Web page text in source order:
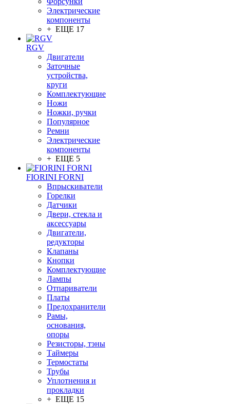
Электрические
компоненты
+ ЕЩЕ 17
RGV
Двигатели
Заточные
устройства,
круги
Комплектующие
Ножи
Ножки, ручки
Популярное
Ремни
Электрические
компоненты
+ ЕЩЕ 5
FIORINI FORNI
Впрыскиватели
Горелки
Датчики
Двери, стекла и
аксессуары
Двигатели,
редукторы
Клапаны
Кнопки
Комплектующие
Лампы
Отпариватели
Платы
Предохранители
Рамы,
основания,
опоры
Резисторы, тэны
Таймеры
Термостаты
Трубы
Уплотнения и
прокладки
+ ЕЩЕ 15